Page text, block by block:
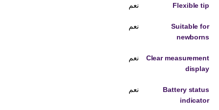
Flexible tip نعم
Suitable for
newborns
نعم
Clear measurement
display
نعم
Battery status
indicator
نعم